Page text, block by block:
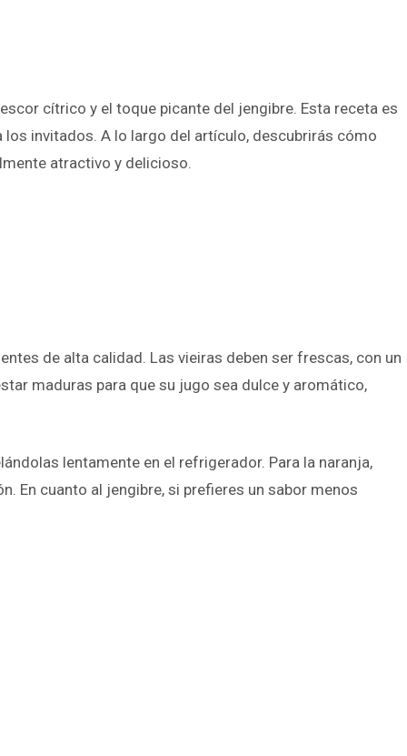
cítrico y el toque picante del jengibre. Esta receta es
los invitados. A lo largo del artículo, descubrirás cómo
atractivo y delicioso.
de alta calidad. Las vieiras deben ser frescas, con un
maduras para que su jugo sea dulce y aromático,
lentamente en el refrigerador. Para la naranja,
En cuanto al jengibre, si prefieres un sabor menos